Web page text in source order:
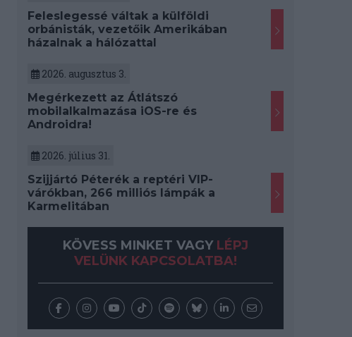
Feleslegessé váltak a külföldi
orbánisták, vezetőik Amerikában
házalnak a hálózattal
2026. augusztus 3.
Megérkezett az Átlátszó
mobilalkalmazása iOS-re és
Androidra!
2026. július 31.
Szijjártó Péterék a reptéri VIP-
várókban, 266 milliós lámpák a
Karmelitában
KÖVESS MINKET VAGY LÉPJ
VELÜNK KAPCSOLATBA!